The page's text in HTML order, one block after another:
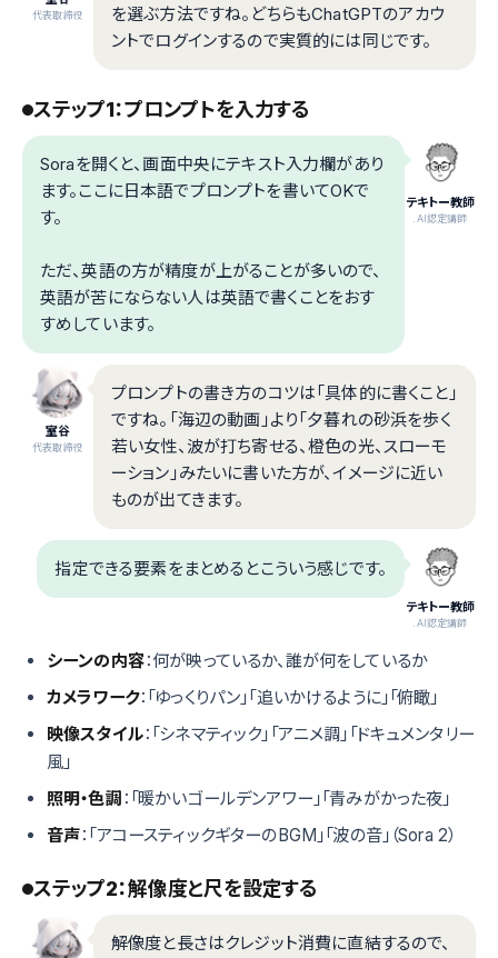
代表取締役
を選ぶ方法ですね。どちらもChatGPTのアカウ
ントでログインするので実質的には同じです。
ステップ1：プロンプトを入力する
テキトー教師
.AI認定講師
Soraを開くと、画面中央にテキスト入力欄があり
ます。ここに日本語でプロンプトを書いてOKで
す。
ただ、英語の方が精度が上がることが多いので、
英語が苦にならない人は英語で書くことをおす
すめしています。
室谷
代表取締役
プロンプトの書き方のコツは「具体的に書くこと」
ですね。「海辺の動画」より「夕暮れの砂浜を歩く
若い女性、波が打ち寄せる、橙色の光、スローモ
ーション」みたいに書いた方が、イメージに近い
ものが出てきます。
テキトー教師
.AI認定講師
指定できる要素をまとめるとこういう感じです。
シーンの内容：何が映っているか、誰が何をしているか
カメラワーク：「ゆっくりパン」「追いかけるように」「俯瞰」
映像スタイル：「シネマティック」「アニメ調」「ドキュメンタリー
風」
照明・色調 ：「暖かいゴールデンアワー」「青みがかった夜」
音声：「アコースティックギターのBGM」「波の音」（Sora 2）
ステップ2：解像度と尺を設定する
解像度と長さはクレジット消費に直結するので、